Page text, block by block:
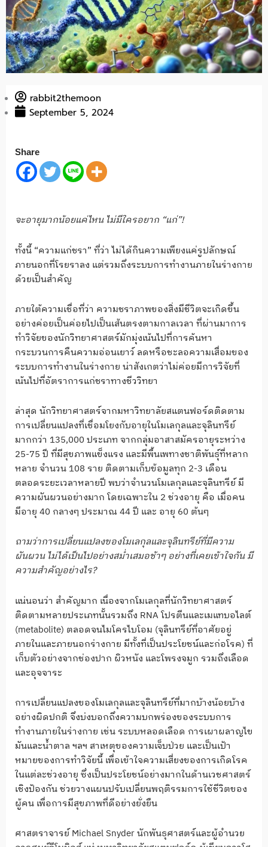
rabbit2themoon
September 5, 2024
Share
จะอายุมากน้อยแค่ไหน ไม่มีใครอยาก “แก่”!
ทั้งนี้ “ความแก่ชรา” ที่ว่า ไม่ได้กินความเพียงแค่รูปลักษณ์
ภายนอกที่โรยราลง แต่รวมถึงระบบการทำงานภายในร่างกาย
ด้วยเป็นสำคัญ
ภายใต้ความเชื่อที่ว่า ความชราภาพของสิ่งมีชีวิตจะเกิดขึ้น
อย่างค่อยเป็นค่อยไปเป็นเส้นตรงตามกาลเวลา ที่ผ่านมาการ
ทำวิจัยของนักวิทยาศาสตร์มักมุ่งเน้นไปที่การค้นหา
กระบวนการคืนความอ่อนเยาว์ ลดหรือชะลอความเสื่อมของ
ระบบการทำงานในร่างกาย น่าสังเกตว่าไม่ค่อยมีการวิจัยที่
เน้นไปที่อัตราการแก่ชราทางชีววิทยา
ล่าสุด นักวิทยาศาสตร์จากมหาวิทยาลัยสแตนฟอร์ดติดตาม
การเปลี่ยนแปลงที่เชื่อมโยงกับอายุในโมเลกุลและจุลินทรีย์
มากกว่า 135,000 ประเภท จากกลุ่มอาสาสมัครอายุระหว่าง
25-75 ปี ที่มีสุขภาพแข็งแรง และมีพื้นเพทางชาติพันธุ์ที่หลาก
หลาย จำนวน 108 ราย ติดตามเก็บข้อมูลทุก 2-3 เดือน
ตลอดระยะเวลาหลายปี พบว่าจำนวนโมเลกุลและจุลินทรีย์ มี
ความผันผวนอย่างมาก โดยเฉพาะใน 2 ช่วงอายุ คือ เมื่อคน
มีอายุ 40 กลางๆ ประมาณ 44 ปี และ อายุ 60 ต้นๆ
ถามว่าการเปลี่ยนแปลงของโมเลกุลและจุลินทรีย์ที่มีความ
ผันผวน ไม่ได้เป็นไปอย่างสม่ำเสมอช้าๆ อย่างที่เคยเข้าใจกัน มี
ความสำคัญอย่างไร?
แน่นอนว่า สำคัญมาก เนื่องจากโมเลกุลที่นักวิทยาศาสตร์
ติดตามหลายประเภทนั้นรวมถึง RNA โปรตีนและเมแทบอไลต์
(metabolite) ตลอดจนไมโครไบโอม (จุลินทรีย์ที่อาศัยอยู่
ภายในและภายนอกร่างกาย มีทั้งที่เป็นประโยชน์และก่อโรค) ที่
เก็บตัวอย่างจากช่องปาก ผิวหนัง และโพรงจมูก รวมถึงเลือด
และอุจจาระ
การเปลี่ยนแปลงของโมเลกุลและจุลินทรีย์ที่มากบ้างน้อยบ้าง
อย่างผิดปกติ จึงบ่งบอกถึงความบกพร่องของระบบการ
ทำงานภายในร่างกาย เช่น ระบบหลอดเลือด การเผาผลาญไข
มันและน้ำตาล ฯลฯ สาเหตุของความเจ็บป่วย และเป็นเป้า
หมายของการทำวิจัยนี้ เพื่อเข้าใจความเสี่ยงของการเกิดโรค
ในแต่ละช่วงอายุ ซึ่งเป็นประโยชน์อย่างมากในด้านเวชศาสตร์
เชิงป้องกัน ช่วยวางแผนปรับเปลี่ยนพฤติรรมการใช้ชีวิตของ
ผู้คน เพื่อการมีสุขภาพที่ดีอย่างยั่งยืน
ศาสตราจารย์ Michael Snyder นักพันธุศาสตร์และผู้อำนวย